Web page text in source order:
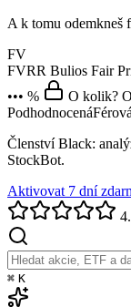
A k tomu odemkneš
FV
FVRR Bulios Fair
••• %
O kolik?
PodhodnocenáFérová
Členství Black:
StockBot.
Aktivovat 7 dní
⌘ K